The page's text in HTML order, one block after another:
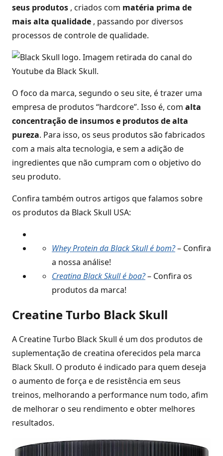
seus produtos , criados com matéria prima de
mais alta qualidade , passando por diversos
processos de controle de qualidade.
O foco da marca, segundo o seu site, é trazer uma
empresa de produtos “hardcore”. Isso é, com alta
concentração de insumos e produtos de alta
pureza. Para isso, os seus produtos são fabricados
com a mais alta tecnologia, e sem a adição de
ingredientes que não cumpram com o objetivo do
seu produto.
Confira também outros artigos que falamos sobre
os produtos da Black Skull USA:
Whey Protein da Black Skull é bom?– Confira
a nossa análise!
Creatina Black Skull é boa?– Confira os
produtos da marca!
Creatine Turbo Black Skull
A Creatine Turbo Black Skull é um dos produtos de
suplementação de creatina oferecidos pela marca
Black Skull. O produto é indicado para quem deseja
o aumento de força e de resistência em seus
treinos, melhorando a performance num todo, afim
de melhorar o seu rendimento e obter melhores
resultados.